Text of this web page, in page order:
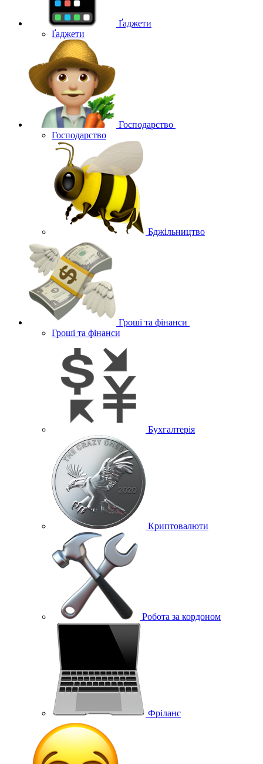
Ґаджети
Ґаджети
Господарство
Господарство
Бджільництво
Гроші та фінанси
Гроші та фінанси
Бухгалтерія
Криптовалюти
Робота за кордоном
Фріланс